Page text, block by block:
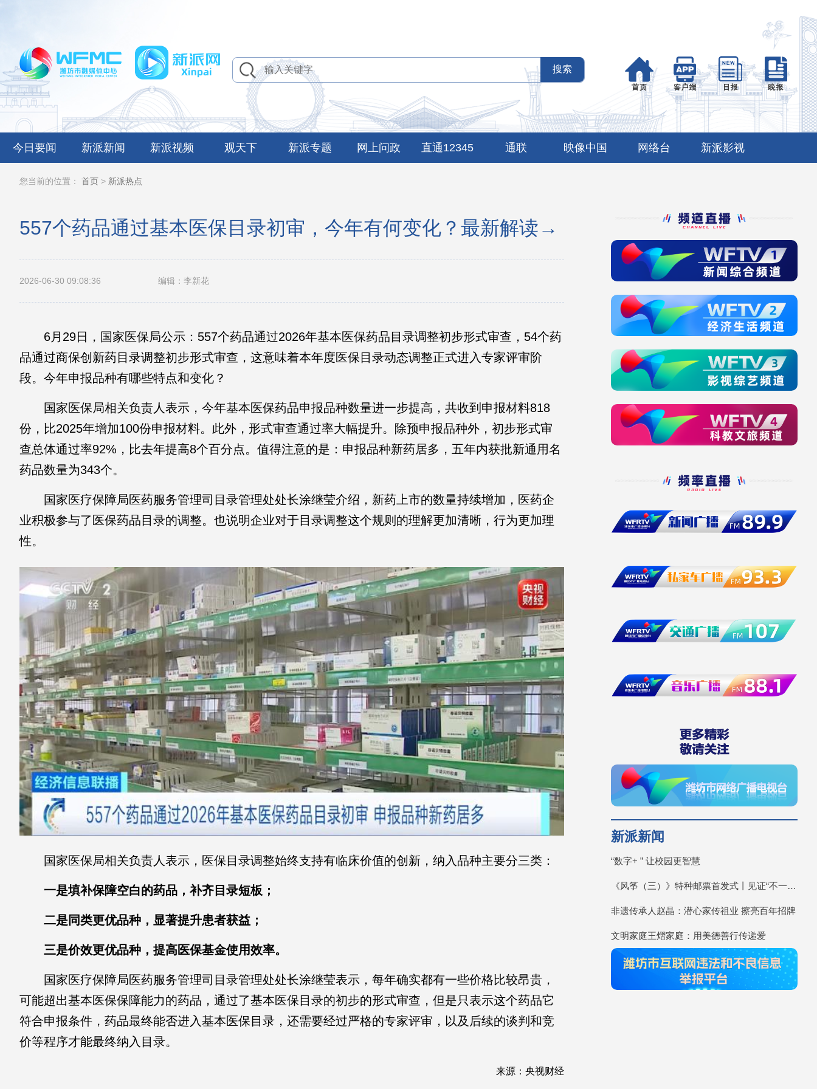
今日要闻 新派新闻 新派视频 观天下 新派专题 网上问政 直通12345 通联 映像中国 网络台 新派影视
您当前的位置： 首页 > 新派热点
557个药品通过基本医保目录初审，今年有何变化？最新解读→
2026-06-30 09:08:36 编辑：李新花
6月29日，国家医保局公示：557个药品通过2026年基本医保药品目录调整初步形式审查，54个药
品通过商保创新药目录调整初步形式审查，这意味着本年度医保目录动态调整正式进入专家评审阶
段。今年申报品种有哪些特点和变化？
国家医保局相关负责人表示，今年基本医保药品申报品种数量进一步提高，共收到申报材料818
份，比2025年增加100份申报材料。此外，形式审查通过率大幅提升。除预申报品种外，初步形式审
查总体通过率92%，比去年提高8个百分点。值得注意的是：申报品种新药居多，五年内获批新通用名
药品数量为343个。
国家医疗保障局医药服务管理司目录管理处处长涂继莹介绍，新药上市的数量持续增加，医药企
业积极参与了医保药品目录的调整。也说明企业对于目录调整这个规则的理解更加清晰，行为更加理
性。
国家医保局相关负责人表示，医保目录调整始终支持有临床价值的创新，纳入品种主要分三类：
一是填补保障空白的药品，补齐目录短板；
二是同类更优品种，显著提升患者获益；
三是价效更优品种，提高医保基金使用效率。
国家医疗保障局医药服务管理司目录管理处处长涂继莹表示，每年确实都有一些价格比较昂贵，
可能超出基本医保保障能力的药品，通过了基本医保目录的初步的形式审查，但是只表示这个药品它
符合申报条件，药品最终能否进入基本医保目录，还需要经过严格的专家评审，以及后续的谈判和竞
价等程序才能最终纳入目录。
来源：央视财经
新派新闻
“数字+ ” 让校园更智慧
《风筝（三）》特种邮票首发式丨见证“不一YOUNG的潍坊”
非遗传承人赵晶：潜心家传祖业 擦亮百年招牌
文明家庭王熠家庭：用美德善行传递爱